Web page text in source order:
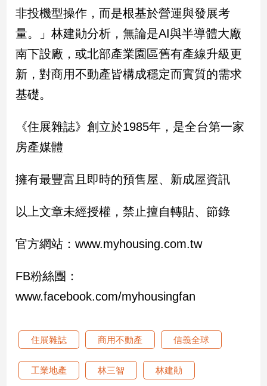
非投機型操作，而是根基於營運與發展考
量。」林建勛分析，無論是AI與半導體大廠
南下設廠，或北部產業園區舊有產線升級更
新，對商用不動產皆構成穩定而實質的需求
基礎。
《住展雜誌》創立於1985年，是全台第一家
房產媒體
擁有最豐富且即時的預售屋、新成屋資訊
以上文章未經授權，禁止擅自轉貼、節錄
官方網站：www.myhousing.com.tw
FB粉絲團：
www.facebook.com/myhousingfan
住展雜誌 商用不動產 信義全球
工業地產 林三智 林建勛